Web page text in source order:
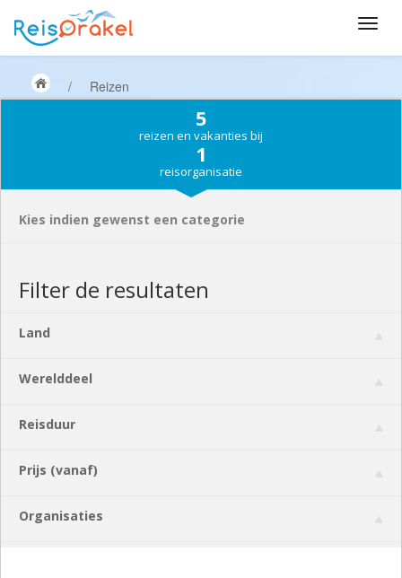
/ Reizen
5
reizen en vakanties bij
1
reisorganisatie
Kies indien gewenst een categorie
Filter de resultaten
Land
Werelddeel
Reisduur
Prijs (vanaf)
Organisaties